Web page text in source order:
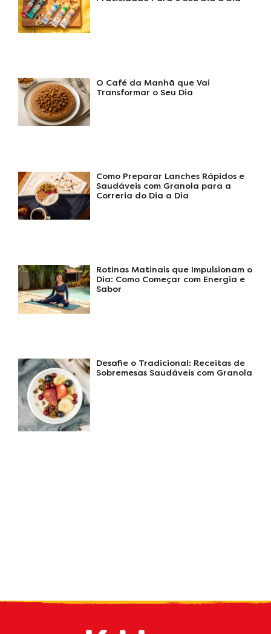
O Café da Manhã que Vai
Transformar o Seu Dia
Como Preparar Lanches Rápidos e
Saudáveis com Granola para a
Correria do Dia a Dia
Rotinas Matinais que Impulsionam o
Dia: Como Começar com Energia e
Sabor
Desafie o Tradicional: Receitas de
Sobremesas Saudáveis com Granola